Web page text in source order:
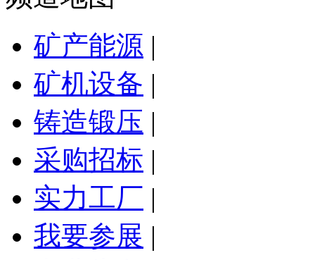
矿产能源 |
矿机设备 |
铸造锻压 |
采购招标 |
实力工厂 |
我要参展 |